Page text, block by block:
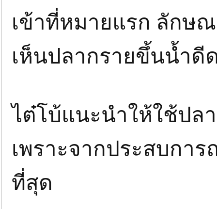
เข้าที่หมายแรก ลักษ
เห็นปลากรายขึ้นน้ำดี
ไต๋โบ้แนะนำให้ใช้ปล
เพราะจากประสบกา
ที่สุด